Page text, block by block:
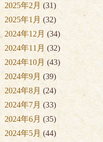
2025年2月 (31)
2025年1月 (32)
2024年12月 (34)
2024年11月 (32)
2024年10月 (43)
2024年9月 (39)
2024年8月 (24)
2024年7月 (33)
2024年6月 (35)
2024年5月 (44)